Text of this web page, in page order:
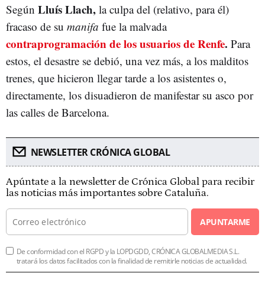
Según Lluís Llach, la culpa del (relativo, para él)
fracaso de su manifa fue la malvada
contraprogramación de los usuarios de Renfe. Para
estos, el desastre se debió, una vez más, a los malditos
trenes, que hicieron llegar tarde a los asistentes o,
directamente, los disuadieron de manifestar su asco por
las calles de Barcelona.
NEWSLETTER CRÓNICA GLOBAL
Apúntate a la newsletter de Crónica Global para recibir
las noticias más importantes sobre Cataluña.
APUNTARME
De conformidad con el RGPD y la LOPDGDD, CRÓNICA GLOBALMEDIA S.L.
tratará los datos facilitados con la finalidad de remitirle noticias de actualidad.